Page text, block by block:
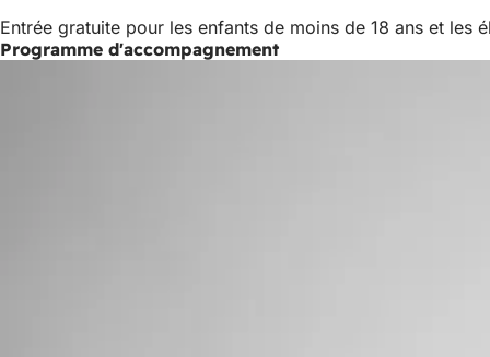
Entrée gratuite pour les enfants de moins de 18 ans et les
Programme d'accompagnement